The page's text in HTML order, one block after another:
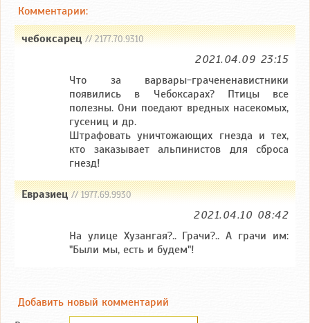
Комментарии:
чебоксарец// 2177.70.9310
2021.04.09 23:15
Что за варвары-грачененавистники
появились в Чебоксарах? Птицы все
полезны. Они поедают вредных насекомых,
гусениц и др.
Штрафовать уничтожающих гнезда и тех,
кто заказывает альпинистов для сброса
гнезд!
Евразиец// 1977.69.9930
2021.04.10 08:42
На улице Хузангая?.. Грачи?.. А грачи им:
"Были мы, есть и будем"!
Добавить новый комментарий